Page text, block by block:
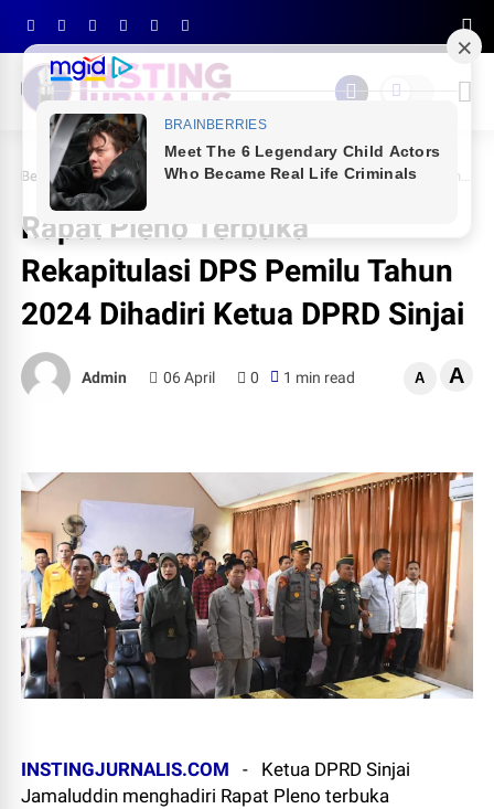
Beranda NEWS Rapat Pleno Terbuka Rekapitulasi DPS Pemilu Tahun 2024 Dihadiri Ketua DPRD Sinjai
Rapat Pleno Terbuka
Rekapitulasi DPS Pemilu Tahun
2024 Dihadiri Ketua DPRD Sinjai
Admin 06 April 0 1 min read A A
INSTINGJURNALIS.COM - Ketua DPRD Sinjai
Jamaluddin menghadiri Rapat Pleno terbuka